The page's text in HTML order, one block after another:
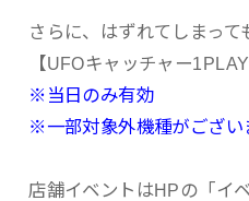
さらに、はずれてしまって
【UFOキャッチャー1PLAY
※当日のみ有効
※一部対象外機種がござい
店舗イベントはHPの「イ